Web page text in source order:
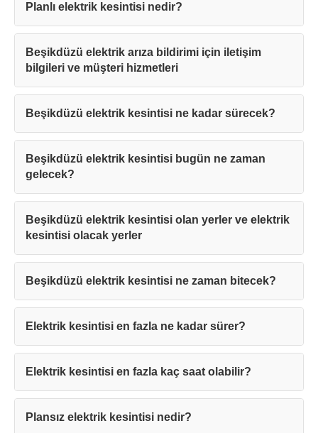
Planlı elektrik kesintisi nedir?
Beşikdüzü elektrik arıza bildirimi için iletişim
bilgileri ve müşteri hizmetleri
Beşikdüzü elektrik kesintisi ne kadar sürecek?
Beşikdüzü elektrik kesintisi bugün ne zaman
gelecek?
Beşikdüzü elektrik kesintisi olan yerler ve elektrik
kesintisi olacak yerler
Beşikdüzü elektrik kesintisi ne zaman bitecek?
Elektrik kesintisi en fazla ne kadar sürer?
Elektrik kesintisi en fazla kaç saat olabilir?
Plansız elektrik kesintisi nedir?
Teşekkürler!